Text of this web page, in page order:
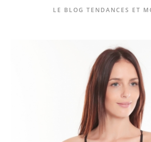
LE BLOG TENDANCES ET